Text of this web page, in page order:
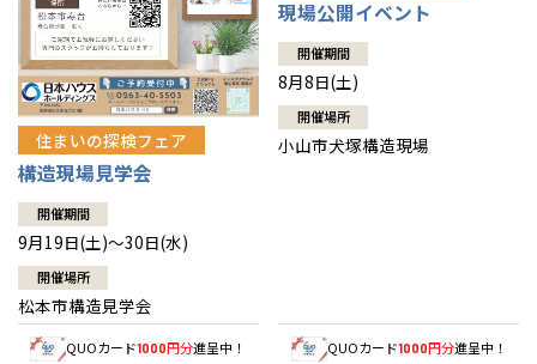
住まいの探検フェア
構造現場見学会
開催期間
9月19日(土)～30日(水)
開催場所
松本市構造見学会
QUOカード1000円分進呈中！
現場公開イベント
開催期間
8月8日(土)
開催場所
小山市犬塚構造現場
QUOカード1000円分進呈中！